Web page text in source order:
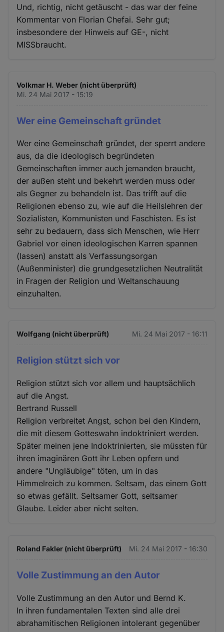
Und, richtig, nicht getäuscht - das war der feine
Kommentar von Florian Chefai. Sehr gut;
insbesondere der Hinweis auf GE-, nicht
MISSbraucht.
Volkmar H. Weber (nicht überprüft)
Mi. 24 Mai 2017 - 15:19
Wer eine Gemeinschaft gründet
Wer eine Gemeinschaft gründet, der sperrt andere
aus, da die ideologisch begründeten
Gemeinschaften immer auch jemanden braucht,
der außen steht und bekehrt werden muss oder
als Gegner zu behandeln ist. Das trifft auf die
Religionen ebenso zu, wie auf die Heilslehren der
Sozialisten, Kommunisten und Faschisten. Es ist
sehr zu bedauern, dass sich Menschen, wie Herr
Gabriel vor einen ideologischen Karren spannen
(lassen) anstatt als Verfassungsorgan
(Außenminister) die grundgesetzlichen Neutralität
in Fragen der Religion und Weltanschauung
einzuhalten.
Wolfgang (nicht überprüft) Mi. 24 Mai 2017 - 16:11
Religion stützt sich vor
Religion stützt sich vor allem und hauptsächlich
auf die Angst.
Bertrand Russell
Religion verbreitet Angst, schon bei den Kindern,
die mit diesem Gotteswahn indoktriniert werden.
Später meinen jene Indoktrinierten, sie müssten für
ihren imaginären Gott ihr Leben opfern und
andere "Ungläubige" töten, um in das
Himmelreich zu kommen. Seltsam, das einem Gott
so etwas gefällt. Seltsamer Gott, seltsamer
Glaube. Leider aber nicht selten.
Roland Fakler (nicht überprüft) Mi. 24 Mai 2017 - 16:30
Volle Zustimmung an den Autor
Volle Zustimmung an den Autor und Bernd K.
In ihren fundamentalen Texten sind alle drei
abrahamitischen Religionen intolerant gegenüber